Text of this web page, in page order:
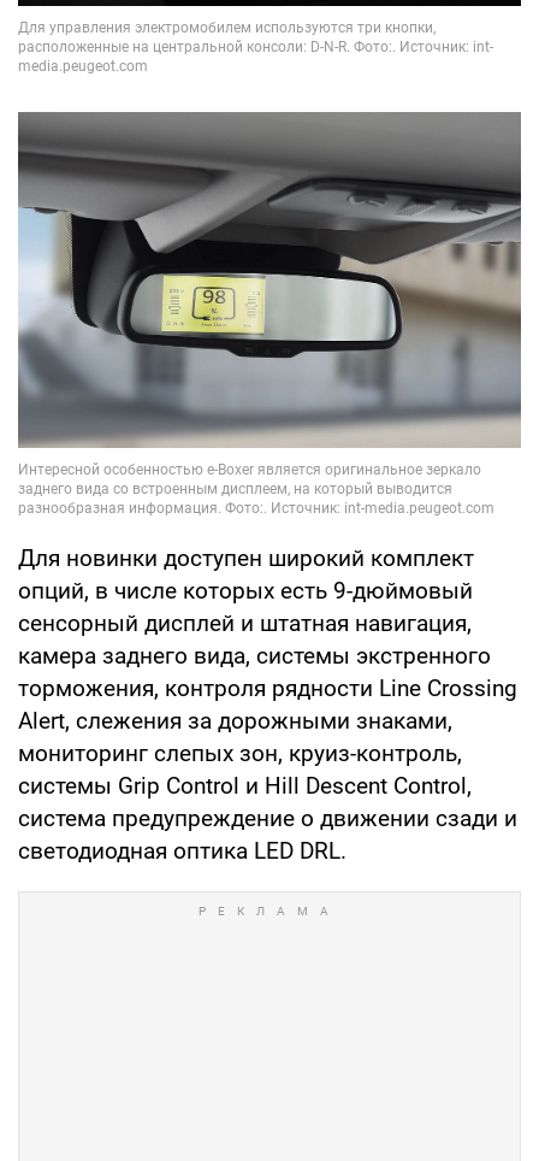
Для новинки доступен широкий комплект
опций, в числе которых есть 9-дюймовый
сенсорный дисплей и штатная навигация,
камера заднего вида, системы экстренного
торможения, контроля рядности Line Crossing
Alert, слежения за дорожными знаками,
мониторинг слепых зон, круиз-контроль,
системы Grip Control и Hill Descent Control,
система предупреждение о движении сзади и
светодиодная оптика LED DRL.